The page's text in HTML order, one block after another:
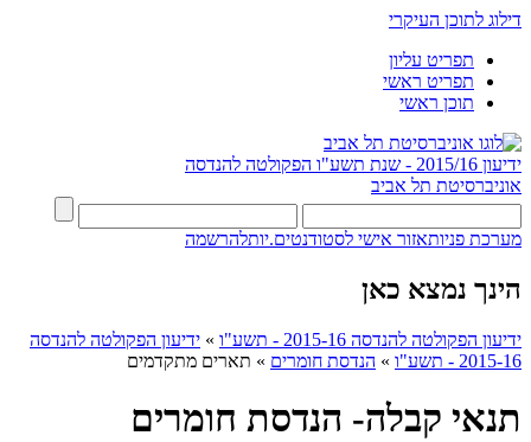
דילוג לתוכן העיקרי
תפריט עליון
תפריט ראשי
תוכן ראשי
ידיעון 2015/16 - שנת תשע"ו
הפקולטה להנדסה
אוניברסיטת תל אביב
מערכת פניותאזור אישי לסטודנטים.יותלהרשמה
הינך נמצא כאן
ידיעון הפקולטה להנדסה 2015-16 - תשע"ו » ידיעון הפקולטה להנדסה
2015-16 - תשע"ו
» הנדסת חומרים » תארים מתקדמים
תנאי קבלה- הנדסת חומרים